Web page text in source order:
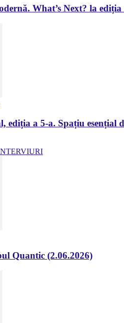
What’s Next? la
ediția a 5-a. Spațiu esențial
Quantic (2.06.2026)